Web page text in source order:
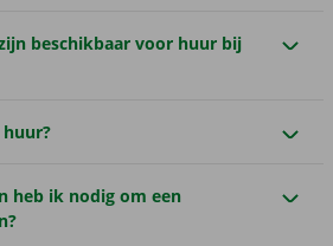
beschikbaar voor huur bij
heb ik nodig om een